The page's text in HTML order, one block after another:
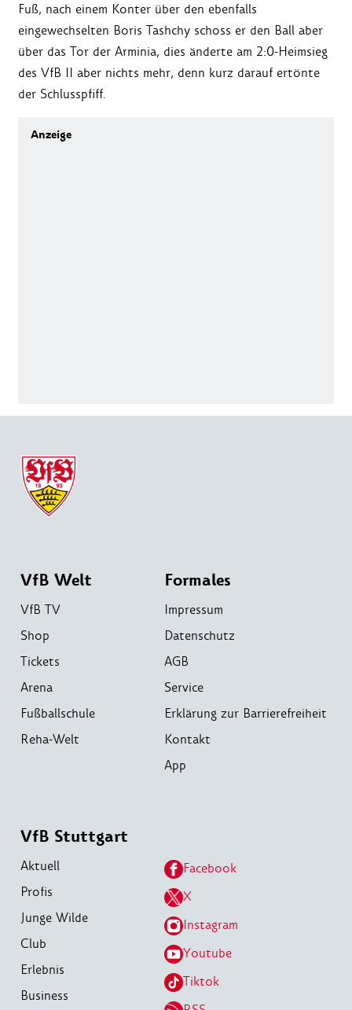
Fuß, nach einem Konter über den ebenfalls
eingewechselten Boris Tashchy schoss er den Ball aber
über das Tor der Arminia, dies änderte am 2:0-Heimsieg
des VfB II aber nichts mehr, denn kurz darauf ertönte
der Schlusspfiff.
VfB Welt
VfB TV
Shop
Tickets
Arena
Fußballschule
Reha-Welt
Formales
Impressum
Datenschutz
AGB
Service
Erklärung zur Barrierefreiheit
Kontakt
App
VfB Stuttgart
Aktuell
Profis
Junge Wilde
Club
Erlebnis
Business
Facebook
X
Instagram
Youtube
Tiktok